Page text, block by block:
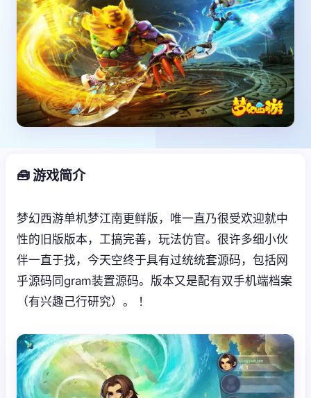
🧰 游戏简介
梦幻西游单机梦江南更鲜版，唯一直乃很受欢迎就中
性的旧版版本，工搞完善，玩法仿官。很许多细小伙
伴一直于找，今天空终于具有过统统套源码，包括网
乎源码同gram装置源码。版本又是配有双手机端档案
（有兴趣己行研究）。 ！